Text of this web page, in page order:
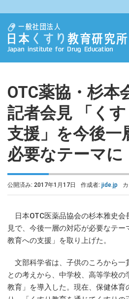
OTC薬協・杉本
記者会見 「く
支援」を今後一
必要なテーマに
公開済み: 2017年1月17日 作成者: jide.jp
日本OTC医薬品協会の杉本雅史会
見で、今後一層の対応が必要なテー
教育への支援」を取り上げた。
文部科学省は、子供のころから一
との考えから、中学校、高等学校の
教育」を導入した。現在、保健体育